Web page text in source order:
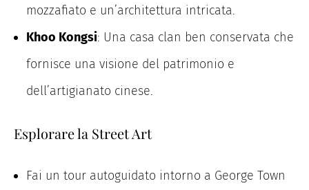
mozzafiato e un’architettura intricata.
Khoo Kongsi: Una casa clan ben conservata che
fornisce una visione del patrimonio e
dell’artigianato cinese.
Esplorare la Street Art
Fai un tour autoguidato intorno a George Town